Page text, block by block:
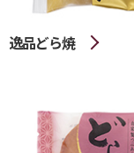
逸品どら焼